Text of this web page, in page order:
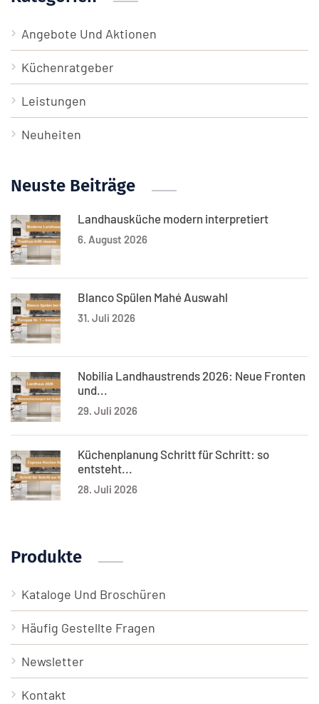
Angebote Und Aktionen
Küchenratgeber
Leistungen
Neuheiten
Neuste Beiträge
Landhausküche modern interpretiert
6. August 2026
Blanco Spülen Mahé Auswahl
31. Juli 2026
Nobilia Landhaustrends 2026: Neue Fronten
und...
29. Juli 2026
Küchenplanung Schritt für Schritt: so
entsteht...
28. Juli 2026
Produkte
Kataloge Und Broschüren
Häufig Gestellte Fragen
Newsletter
Kontakt